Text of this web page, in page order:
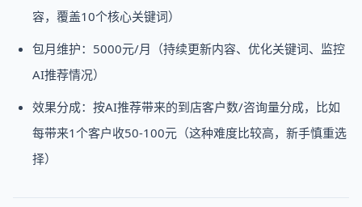
容，覆盖10个核心关键词）
包月维护：5000元/月（持续更新内容、优化关键词、监控
AI推荐情况）
效果分成：按AI推荐带来的到店客户数/咨询量分成，比如
每带来1个客户收50-100元（这种难度比较高，新手慎重选
择）